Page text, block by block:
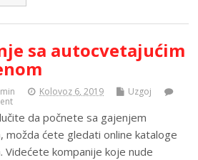
sa autocvetajućim
Kolovoz 6, 2019
Uzgoj
da počnete sa gajenjem
možda ćete gledati online kataloge
Videćete kompanije koje nude